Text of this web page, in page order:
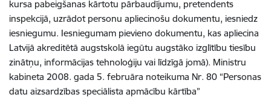
kursa pabeigšanas kārtotu pārbaudījumu, pretendents
inspekcijā, uzrādot personu apliecinošu dokumentu, iesniedz
iesniegumu. Iesniegumam pievieno dokumentu, kas apliecina
Latvijā akreditētā augstskolā iegūtu augstāko izglītību tiesību
zinātņu, informācijas tehnoloģiju vai līdzīgā jomā). Ministru
kabineta 2008. gada 5. februāra noteikuma Nr. 80 “Personas
datu aizsardzības speciālista apmācību kārtība”